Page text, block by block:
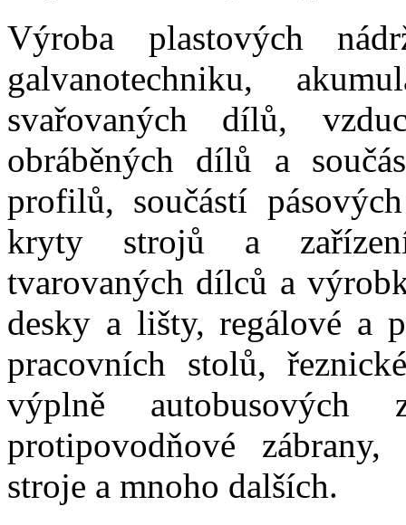
Výroba plastových
galvanotechniku,
svařovaných dílů,
obráběných dílů a
profilů, součástí
kryty strojů a
tvarovaných dílců a
desky a lišty, regálové a
pracovních stolů,
výplně autobusových
protipovodňové
stroje a mnoho dalších.